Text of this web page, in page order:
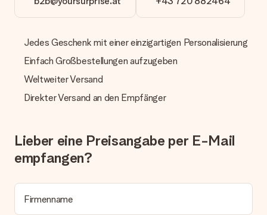
Kreditkarte oder auf Rechnung über Klarna. Bei einer
manuellen Überweisung verlängert sich die Lieferzeit des
Geschenk empfangen
Was, wenn das Geschenk meine Erwartungen nicht
erfüllt?
Sollte das Geschenk wider Erwarten deine Erwartungen nicht
Wird die Rechnung mit der Bestellung mitverschickt?
Alle Lieferungen erfolgen ohne Rechnung und/oder
zeitgleich mit der Bestätigungsmail und kannst sie jederzeit in
deinem MySurprise Account einsehen. Du kannst das
Jedes Geschenk mit einer einzigartigen Personalisierung
Einfach Großbestellungen aufzugeben
Weltweiter Versand
Direkter Versand an den Empfänger
Lieber eine Preisangabe per E-Mail
empfangen?
Firmenname